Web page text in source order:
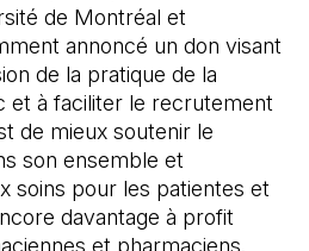
de Montréal et
annoncé un don visant
de la pratique de la
et à faciliter le recrutement
de mieux soutenir le
son ensemble et
soins pour les patientes et
davantage à profit
et pharmaciens.